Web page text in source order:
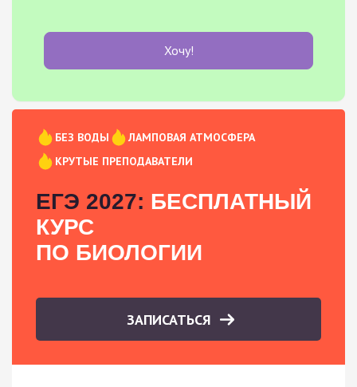
Хочу!
БЕЗ ВОДЫ
ЛАМПОВАЯ АТМОСФЕРА
КРУТЫЕ ПРЕПОДАВАТЕЛИ
ЕГЭ 2027: БЕСПЛАТНЫЙ
КУРС
ПО БИОЛОГИИ
ЗАПИСАТЬСЯ